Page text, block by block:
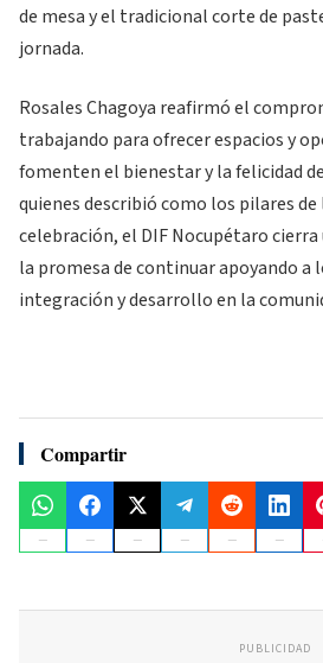
de mesa y el tradicional corte de
jornada.
Rosales Chagoya reafirmó el
trabajando para ofrecer espacios y
fomenten el bienestar y la felicidad
quienes describió como los pilares
celebración, el DIF Nocupétaro
la promesa de continuar apoyando a
integración y desarrollo en la
Compartir
PUBLICIDAD